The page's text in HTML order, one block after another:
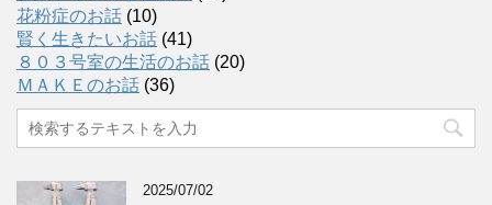
花粉症のお話 (10)
賢く生きたいお話 (41)
８０３号室の生活のお話 (20)
ＭＡＫＥのお話 (36)
2025/07/02